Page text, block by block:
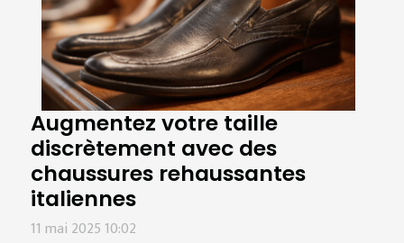
Augmentez votre taille
discrètement avec des
chaussures rehaussantes
italiennes
11 mai 2025 10:02